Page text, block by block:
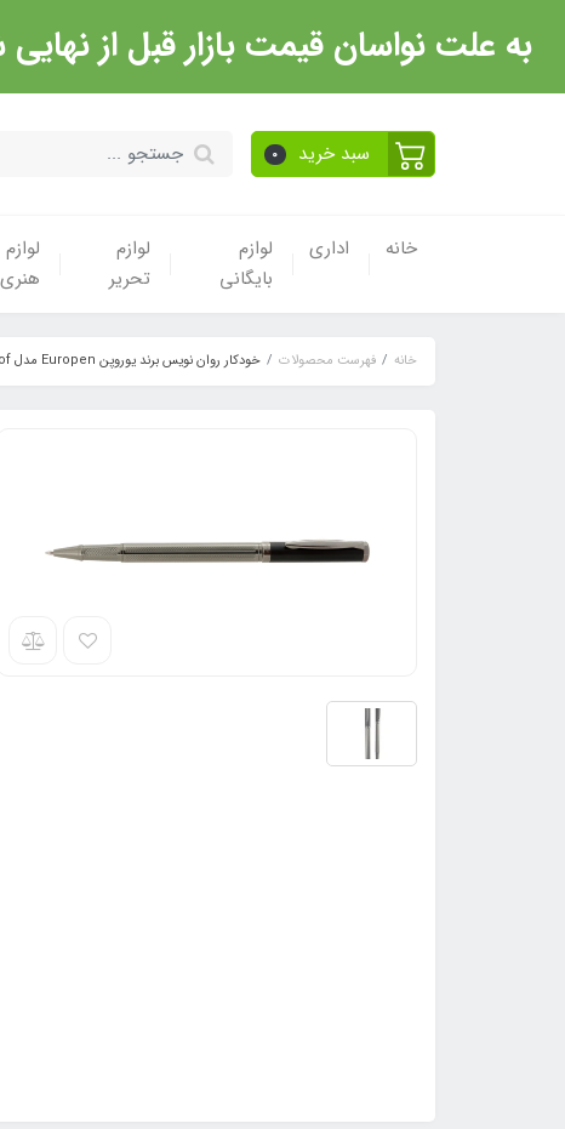
به علت نواسان قیمت بازار قبل از نهایی شدن خرید حتما با
سبد خرید 0
خانه اداری
لوازم
بایگانی
لوازم
تحریر
لوازم
هنری
خانه فهرست محصولات خودکار روان نویس برند یوروپن Europen مدل Banhof